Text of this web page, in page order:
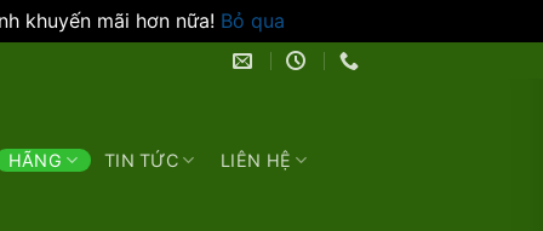
khuyến mãi hơn nữa! Bỏ qua
HÃNG TIN TỨC
LIÊN HỆ